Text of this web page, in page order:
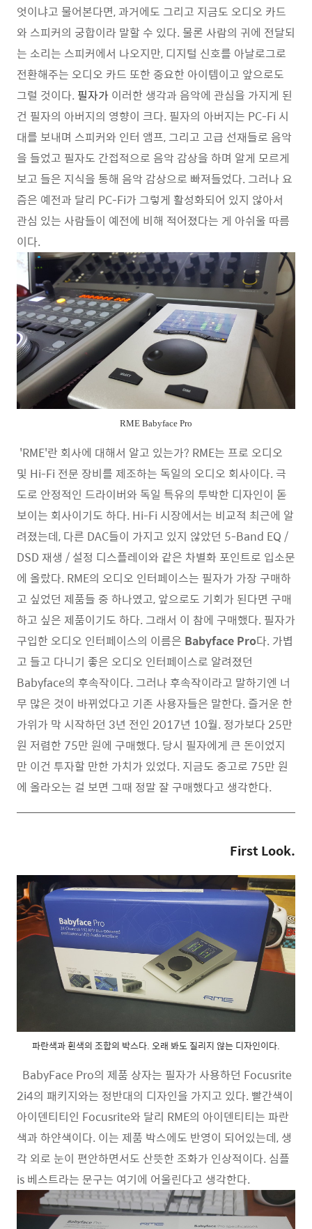
엇이냐고 물어본다면, 과거에도 그리고 지금도 오디오 카드
와 스피커의 궁합이라 말할 수 있다. 물론 사람의 귀에 전달되
는 소리는 스피커에서 나오지만, 디지털 신호를 아날로그로
전환해주는 오디오 카드 또한 중요한 아이템이고 앞으로도
그럴 것이다. 필자가 이러한 생각과 음악에 관심을 가지게 된
건 필자의 아버지의 영향이 크다. 필자의 아버지는 PC-Fi 시
대를 보내며 스피커와 인터 앰프, 그리고 고급 선재들로 음악
을 들었고 필자도 간접적으로 음악 감상을 하며 알게 모르게
보고 들은 지식을 통해 음악 감상으로 빠져들었다. 그러나 요
즘은 예전과 달리 PC-Fi가 그렇게 활성화되어 있지 않아서
관심 있는 사람들이 예전에 비해 적어졌다는 게 아쉬울 따름
이다.
RME Babyface Pro
'RME'란 회사에 대해서 알고 있는가? RME는 프로 오디오
및 Hi-Fi 전문 장비를 제조하는 독일의 오디오 회사이다. 극
도로 안정적인 드라이버와 독일 특유의 투박한 디자인이 돋
보이는 회사이기도 하다. Hi-Fi 시장에서는 비교적 최근에 알
려졌는데, 다른 DAC들이 가지고 있지 않았던 5-Band EQ /
DSD 재생 / 설정 디스플레이와 같은 차별화 포인트로 입소문
에 올랐다. RME의 오디오 인터페이스는 필자가 가장 구매하
고 싶었던 제품들 중 하나였고, 앞으로도 기회가 된다면 구매
하고 싶은 제품이기도 하다. 그래서 이 참에 구매했다. 필자가
구입한 오디오 인터페이스의 이름은 Babyface Pro다. 가볍
고 들고 다니기 좋은 오디오 인터페이스로 알려졌던
Babyface의 후속작이다. 그러나 후속작이라고 말하기엔 너
무 많은 것이 바뀌었다고 기존 사용자들은 말한다. 즐거운 한
가위가 막 시작하던 3년 전인 2017년 10월. 정가보다 25만
원 저렴한 75만 원에 구매했다. 당시 필자에게 큰 돈이었지
만 이건 투자할 만한 가치가 있었다. 지금도 중고로 75만 원
에 올라오는 걸 보면 그때 정말 잘 구매했다고 생각한다.
First Look.
파란색과 흰색의 조합의 박스다. 오래 봐도 질리지 않는 디자인이다.
BabyFace Pro의 제품 상자는 필자가 사용하던 Focusrite
2i4의 패키지와는 정반대의 디자인을 가지고 있다. 빨간색이
아이덴티티인 Focusrite와 달리 RME의 아이덴티티는 파란
색과 하얀색이다. 이는 제품 박스에도 반영이 되어있는데, 생
각 외로 눈이 편안하면서도 산뜻한 조화가 인상적이다. 심플
is 베스트라는 문구는 여기에 어울린다고 생각한다.